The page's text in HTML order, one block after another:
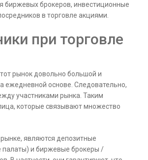
биржевых брокеров, инвестиционные
в торговле акциями.
при торговле
рынок довольно большой и
ежедневной основе. Следовательно,
участниками рынка. Таким
которые связывают множество
являются депозитные
и биржевые брокеры /